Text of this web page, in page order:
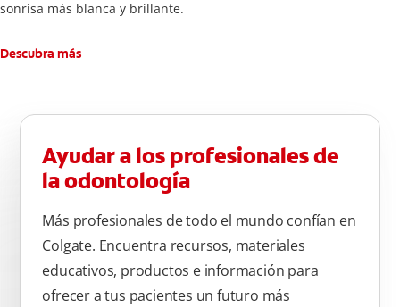
sonrisa más blanca y brillante.
Descubra más
Ayudar a los profesionales de
la odontología
Más profesionales de todo el mundo confían en
Colgate. Encuentra recursos, materiales
educativos, productos e información para
ofrecer a tus pacientes un futuro más